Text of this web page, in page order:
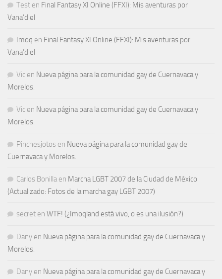
Test en Final Fantasy XI Online (FFXI): Mis aventuras por
Vana’diel
Imoq en Final Fantasy XI Online (FFXI): Mis aventuras por
Vana’diel
Vic en Nueva página para la comunidad gay de Cuernavaca y
Morelos.
Vic en Nueva página para la comunidad gay de Cuernavaca y
Morelos.
Pinchesjotos en Nueva página para la comunidad gay de
Cuernavaca y Morelos.
Carlos Bonilla en Marcha LGBT 2007 de la Ciudad de México
(Actualizado: Fotos de la marcha gay LGBT 2007)
secret en WTF! (¿Imoqland está vivo, o es una ilusión?)
Dany en Nueva página para la comunidad gay de Cuernavaca y
Morelos.
Dany en Nueva página para la comunidad gay de Cuernavaca y